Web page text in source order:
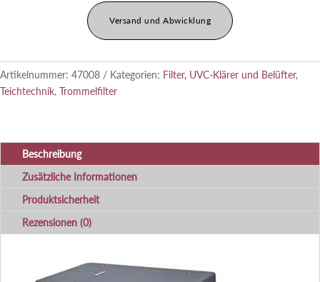
Versand und Abwicklung
Artikelnummer: 47008 Kategorien: Filter, UVC-Klärer und Belüfter,
Teichtechnik, Trommelfilter
Beschreibung
Zusätzliche Informationen
Produktsicherheit
Rezensionen (0)